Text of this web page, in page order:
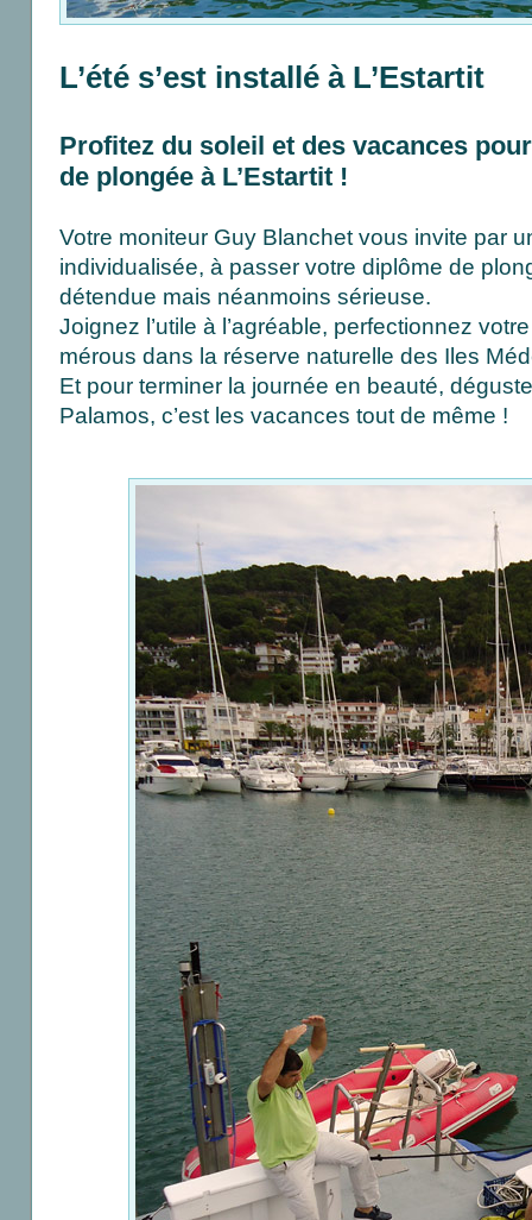
L’été s’est installé à L’Estartit
Profitez du soleil et des vacances
de plongée à L’Estartit !
Votre moniteur Guy Blanchet vous invite par
individualisée, à passer votre diplôme de
détendue mais néanmoins sérieuse.
Joignez l’utile à l’agréable, perfectionnez
mérous dans la réserve naturelle des Iles
Et pour terminer la journée en beauté,
Palamos, c’est les vacances tout de même !